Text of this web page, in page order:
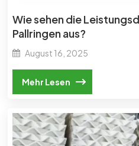
Wie sehen die
Pallringen aus?
August 16, 2025
Mehr Lesen